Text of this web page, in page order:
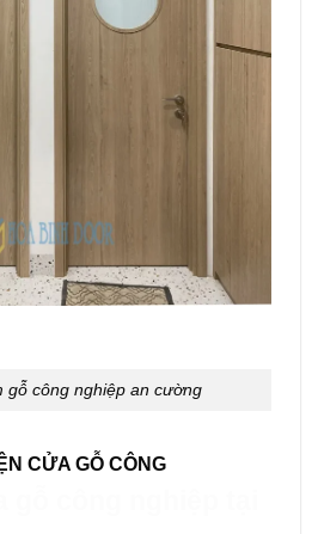
gỗ công nghiệp an cường
CỬA GỖ CÔNG